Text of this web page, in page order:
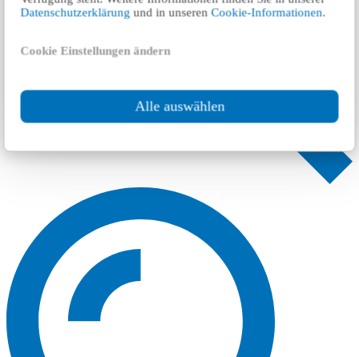
Datenschutzerklärung und in unserenCookie-Informationen.
Cookie Einstellungen ändern
Alle auswählen